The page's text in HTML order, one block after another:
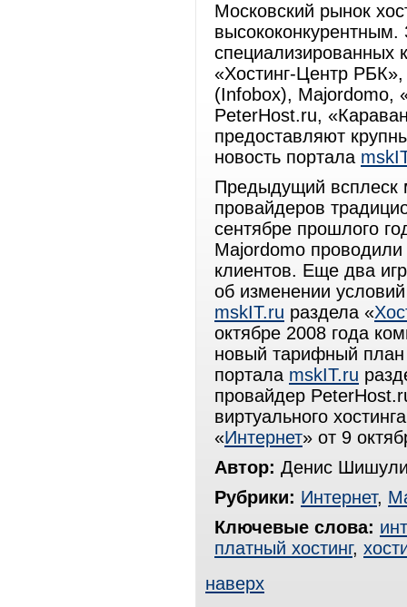
Московский рынок
специализированных
«Хостинг-Центр
(Infobox), Majordomo,
PeterHost.ru,
предоставляют
новость портала
Предыдущий всплеск
провайдеров
сентябре прошлого
Majordomo
клиентов. Еще два
об изменении
mskIT.ru раздела «
октябре 2008 года
новый тарифный план
портала mskIT.ru
провайдер
виртуального
«Интернет» от 9
Автор: Денис
Рубрики: Интернет,
Ключевые слова:
платный хостинг,
наверх